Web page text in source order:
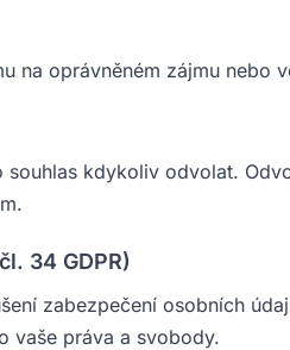
na oprávněném zájmu nebo
kdykoliv odvolat.
34 GDPR)
zabezpečení osobních
vaše práva a svobody.